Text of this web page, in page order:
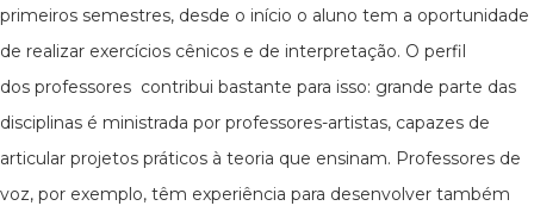
primeiros semestres, desde o início o aluno tem a oportunidade
de realizar exercícios cênicos e de interpretação. O perfil
dos professores contribui bastante para isso: grande parte das
disciplinas é ministrada por professores-artistas, capazes de
articular projetos práticos à teoria que ensinam. Professores de
voz, por exemplo, têm experiência para desenvolver também